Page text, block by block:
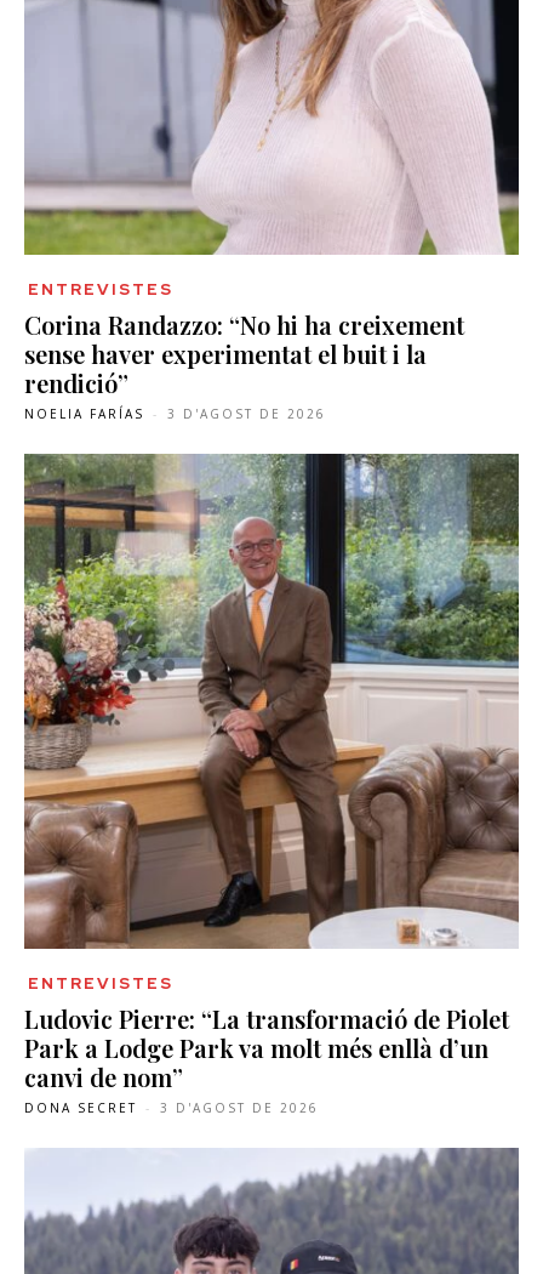
ENTREVISTES
Corina Randazzo: “No hi ha creixement
sense haver experimentat el buit i la
rendició”
NOELIA FARÍAS - 3 D'AGOST DE 2026
ENTREVISTES
Ludovic Pierre: “La transformació de Piolet
Park a Lodge Park va molt més enllà d’un
canvi de nom”
DONA SECRET - 3 D'AGOST DE 2026